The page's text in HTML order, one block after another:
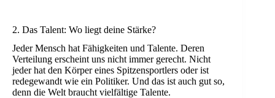
2. Das Talent: Wo liegt deine Stärke?
Jeder Mensch hat Fähigkeiten und Talente. Deren
Verteilung erscheint uns nicht immer gerecht. Nicht
jeder hat den Körper eines Spitzensportlers oder ist
redegewandt wie ein Politiker. Und das ist auch gut so,
denn die Welt braucht vielfältige Talente.